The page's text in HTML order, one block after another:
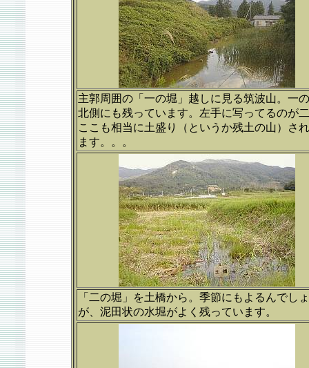
主郭周囲の「一の堀」越しに見る筑波山。一
北側にも残っています。左手に写ってるのが
ここも相当に土盛り（というか残土の山）さ
ます。。。
「二の堀」を土橋から。季節にもよるんでし
が、泥田状の水堀がよく残っています。